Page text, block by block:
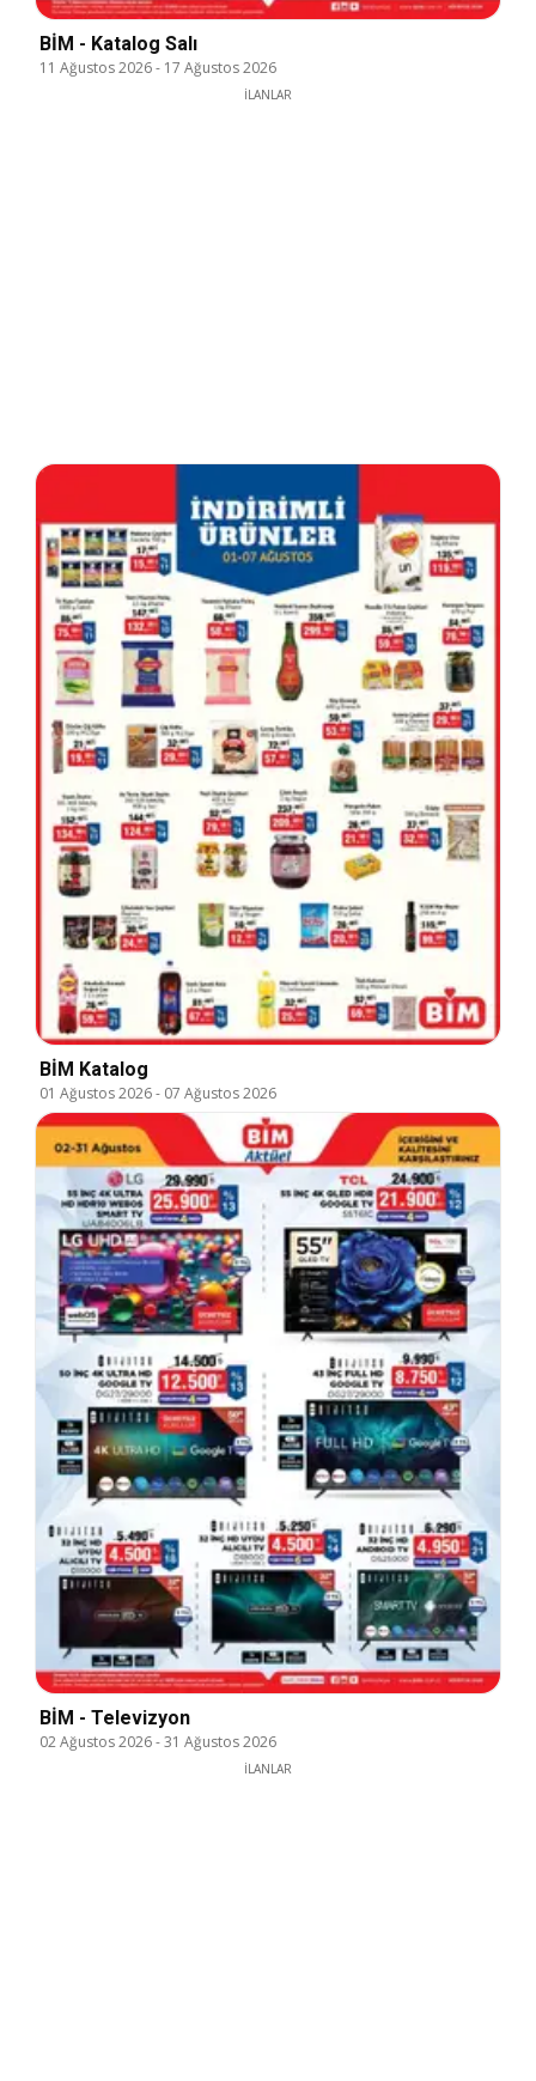
BİM - Katalog Salı
11 Ağustos 2026- 17 Ağustos 2026
İLANLAR
BİM Katalog
01 Ağustos 2026- 07 Ağustos 2026
BİM - Televizyon
02 Ağustos 2026-31 Ağustos 2026
İLANLAR